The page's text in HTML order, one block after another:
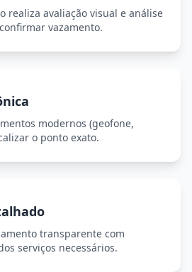
realiza avaliação visual e análise
vazamento.
modernos (geofone,
o ponto exato.
transparente com
serviços necessários.